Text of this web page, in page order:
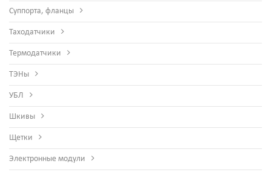
Суппорта, фланцы
Таходатчики
Термодатчики
ТЭНы
УБЛ
Шкивы
Щетки
Электронные модули